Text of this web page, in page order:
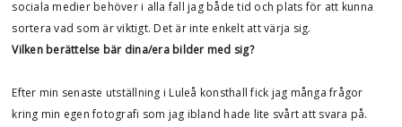
sociala medier behöver i alla fall jag både tid och plats för att kunna
sortera vad som är viktigt. Det är inte enkelt att värja sig.
Vilken berättelse bär dina/era bilder med sig?
Efter min senaste utställning i Luleå konsthall fick jag många frågor
kring min egen fotografi som jag ibland hade lite svårt att svara på.